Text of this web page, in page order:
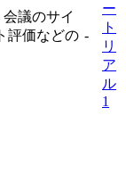
議のサイ
評価などの -
ー
ト
リ
ア
ル
1